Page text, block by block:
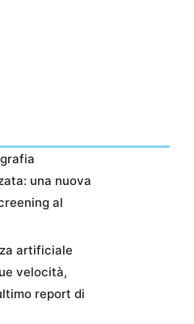
una nuova
al
artificiale
velocità,
report di